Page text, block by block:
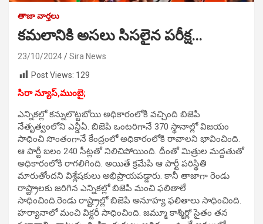
తాజా వార్తలు
కమలానికి అసలు సిసలైన పరీక్ష…
23/10/2024
Sira News
Post Views: 129
సిరా న్యూస్,ముంబై;
ఎన్నికల్లో కన్నులొట్టబోయి అధికారంలోకి వచ్చింది బిజెపి
నేతృత్వంలోని ఎన్డీఏ. బిజెపి ఒంటరిగానే 370 స్థానాల్లో విజయం
సాధించి సొంతంగానే కేంద్రంలో అధికారంలోకి రావాలని భావించింది.
ఆ పార్టీ బలం 240 సీట్లతో నిలిచిపోయింది. దీంతో మిత్రుల మద్దతుతో
అధికారంలోకి రాగలిగింది. అయితే క్రమేపి ఆ పార్టీ పరిస్థితి
మారుతోందని విశ్లేషకులు అభిప్రాయపడ్డారు. కానీ తాజాగా రెండు
రాష్ట్రాలకు జరిగిన ఎన్నికల్లో బిజెపి మంచి ఫలితాలే
సాధించింది.రెండు రాష్ట్రాల్లో బిజెపి అనూహ్య ఫలితాలు సాధించింది.
హర్యానాలో మంచి విక్టరీ సాధించింది. జమ్మూ కాశ్మీర్లో సైతం తన